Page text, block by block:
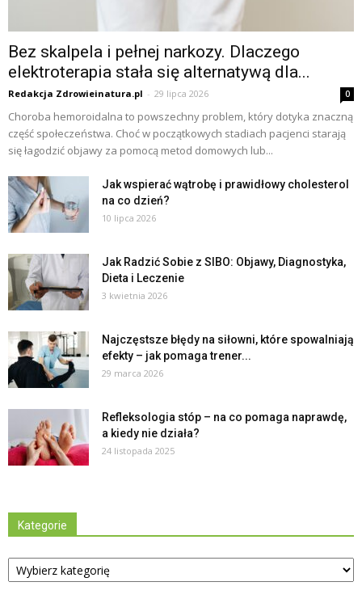
Bez skalpela i pełnej narkozy. Dlaczego
elektroterapia stała się alternatywą dla...
Redakcja Zdrowieinatura.pl - 29 lipca 2026 0
Choroba hemoroidalna to powszechny problem, który dotyka znaczną
część społeczeństwa. Choć w początkowych stadiach pacjenci starają
się łagodzić objawy za pomocą metod domowych lub...
Jak wspierać wątrobę i prawidłowy cholesterol
na co dzień?
10 lipca 2026
Jak Radzić Sobie z SIBO: Objawy, Diagnostyka,
Dieta i Leczenie
3 kwietnia 2026
Najczęstsze błędy na siłowni, które spowalniają
efekty – jak pomaga trener...
29 marca 2026
Refleksologia stóp – na co pomaga naprawdę,
a kiedy nie działa?
24 listopada 2025
Kategorie
Kategorie